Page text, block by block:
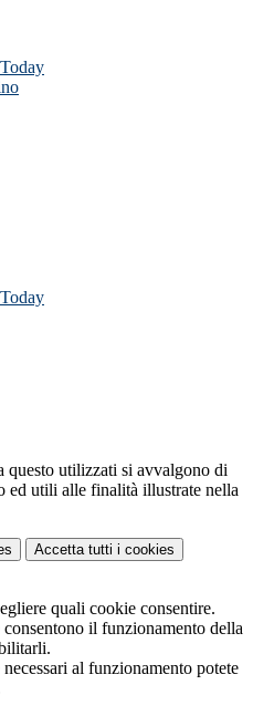
questo utilizzati si avvalgono di
ed utili alle finalità illustrate nella
Accetta tutti i cookies
quali cookie consentire.
il funzionamento della
al funzionamento potete